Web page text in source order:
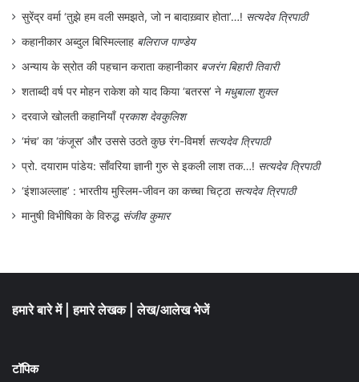
सुरेंद्र वर्मा ‘तुझे हम वली समझते, जो न बादाख़्वार होता’…! सत्यदेव त्रिपाठी
कहानीकार अब्दुल बिस्मिल्लाह बलिराज पाण्डेय
अन्याय के स्रोत की पहचान कराता कहानीकार बजरंग बिहारी तिवारी
शताब्दी वर्ष पर मोहन राकेश को याद किया ‘बतरस’ ने मधुबाला शुक्ल
दरवाजे खोलती कहानियाँ प्रकाश देवकुलिश
‘मंच’ का ‘कंजूस’ और उससे उठते कुछ रंग-विमर्श सत्यदेव त्रिपाठी
प्रो. दयाराम पांडेय: साँवरिया ज्ञानी गुरु से इकली लाश तक…! सत्यदेव त्रिपाठी
‘इंशाअल्लाह’ : भारतीय मुस्लिम-जीवन का कच्चा चिट्ठा सत्यदेव त्रिपाठी
मानुषी विभीषिका के विरुद्ध संजीव कुमार
हमारे बारे में हमारे लेखक लेख/आलेख भेजें
टॉपिक